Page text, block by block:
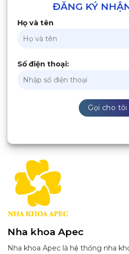
ĐĂNG KÝ
Họ và tên
Số điện thoại:
Nha khoa Apec
Nha khoa Apec là hệ thống nha